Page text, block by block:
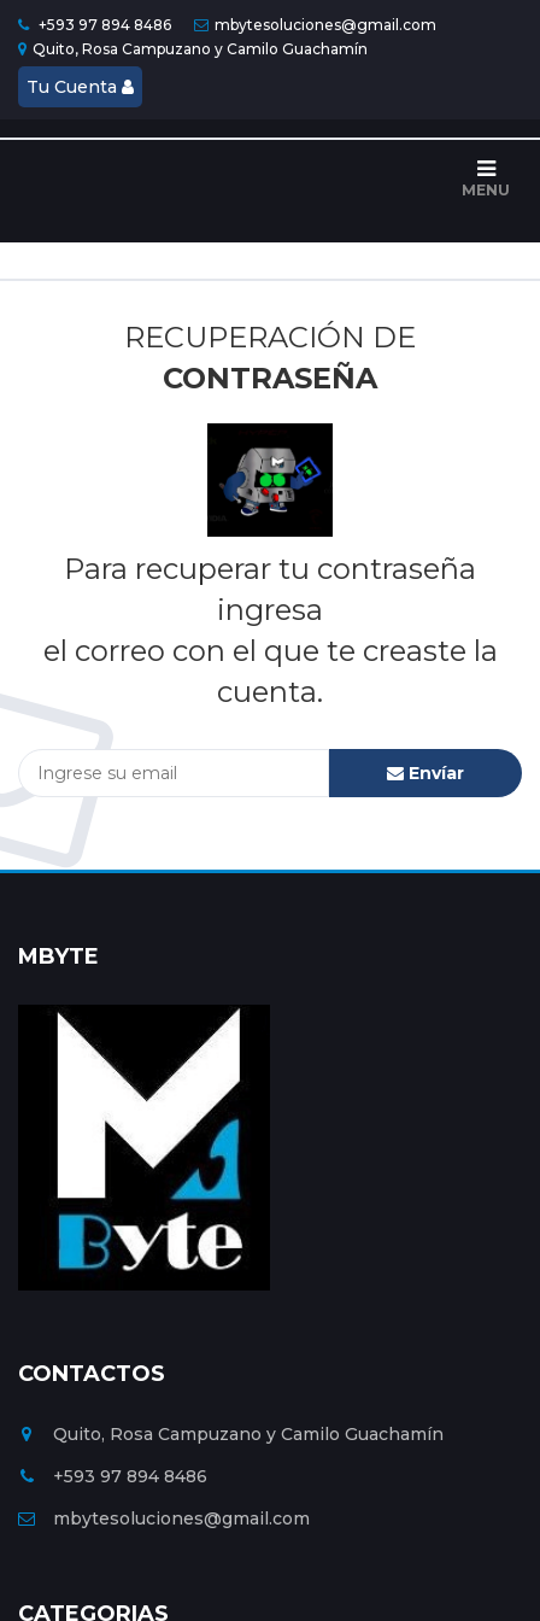
+593 97 894 8486
mbytesoluciones@gmail.com
Quito, Rosa Campuzano y Camilo Guachamín
Tu Cuenta
Inicio
Técnico
MENU
RECUPERACIÓN DE
CONTRASEÑA
Para recuperar tu contraseña
ingresa
el correo con el que te creaste la
cuenta.
Envíar
MBYTE
CONTACTOS
Quito, Rosa Campuzano y Camilo Guachamín
+593 97 894 8486
mbytesoluciones@gmail.com
CATEGORIAS